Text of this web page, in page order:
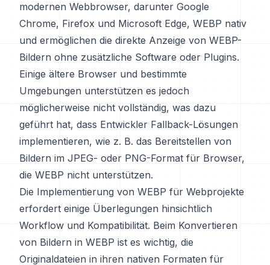
modernen Webbrowser, darunter Google
Chrome, Firefox und Microsoft Edge, WEBP nativ
und ermöglichen die direkte Anzeige von WEBP-
Bildern ohne zusätzliche Software oder Plugins.
Einige ältere Browser und bestimmte
Umgebungen unterstützen es jedoch
möglicherweise nicht vollständig, was dazu
geführt hat, dass Entwickler Fallback-Lösungen
implementieren, wie z. B. das Bereitstellen von
Bildern im JPEG- oder PNG-Format für Browser,
die WEBP nicht unterstützen.
Die Implementierung von WEBP für Webprojekte
erfordert einige Überlegungen hinsichtlich
Workflow und Kompatibilität. Beim Konvertieren
von Bildern in WEBP ist es wichtig, die
Originaldateien in ihren nativen Formaten für